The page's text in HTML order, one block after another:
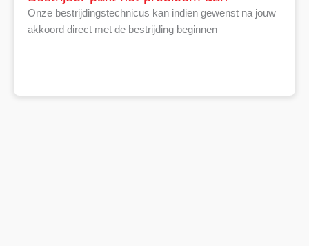
Onze bestrijdingstechnicus kan indien gewenst na jouw
akkoord direct met de bestrijding beginnen